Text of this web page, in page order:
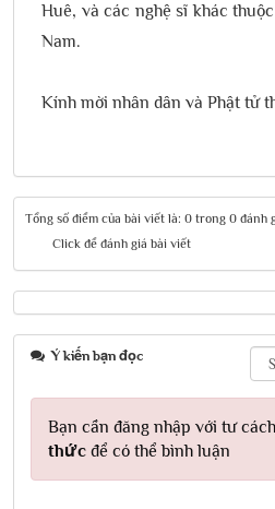
Huê, và các nghệ sĩ khác
Nam.
Kính mời nhân dân và Phật tử
Tổng số điểm của bài viết là: 0 trong 0 đánh
Click để đánh giá bài viết
Ý kiến bạn đọc
Bạn cần đăng nhập với tư
thức để có thể bình luận